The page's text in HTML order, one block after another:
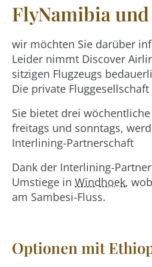
FlyNamibia
wir möchten Sie darüber
Leider nimmt Discover
sitzigen Flugzeugs
Die private
Sie bietet drei
freitags und sonntags,
Interlining-Partnerschaft
Dank der Interlining-
Umstiege in Windhoek,
am Sambesi-Fluss.
Optionen mit